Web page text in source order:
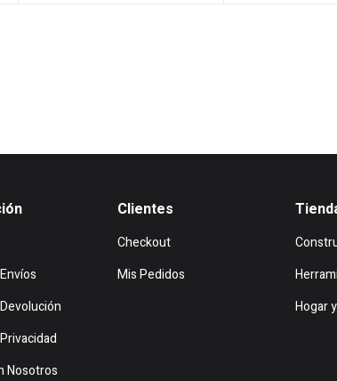
Nosotros
Clientes
Checkout
Mis Pedidos
Hogar